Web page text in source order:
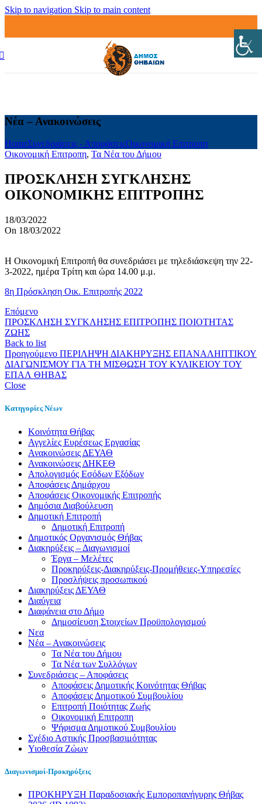
Skip to navigation Skip to main content
Νέα – Ανακοινώσεις
HomeΣυνεδριάσεις - ΑποφάσειςΟικονομική Επιτροπη
Οικονομική Επιτροπη, Τα Νέα του Δήμου
ΠΡΟΣΚΛΗΣΗ ΣΥΓΚΛΗΣΗΣ
ΟΙΚΟΝΟΜΙΚΗΣ ΕΠΙΤΡΟΠΗΣ
18/03/2022
On 18/03/2022
Η Οικονομική Επιτροπή θα συνεδριάσει με τηλεδιάσκεψη την 22-
3-2022, ημέρα Τρίτη και ώρα 14.00 μ.μ.
8η Πρόσκληση Οικ. Επιτροπής 2022
Επόμενο
ΠΡΟΣΚΛΗΣΗ ΣΥΓΚΛΗΣΗΣ ΕΠΙΤΡΟΠΗΣ ΠΟΙΟΤΗΤΑΣ
ΖΩΗΣ
Back to list
Προηγούμενο ΠΕΡΙΛΗΨΗ ΔΙΑΚΗΡΥΞΗΣ ΕΠΑΝΑΛΗΠΤΙΚΟΥ
ΔΙΑΓΩΝΙΣΜΟΥ ΓΙΑ ΤΗ ΜΙΣΘΩΣΗ ΤΟΥ ΚΥΛΙΚΕΙΟΥ ΤΟΥ
ΕΠΑΛ ΘΗΒΑΣ
Close
Κατηγορίες Νέων
Kοινότητα Θήβας
Αγγελίες Ευρέσεως Εργασίας
Ανακοινώσεις ΔΕΥΑΘ
Ανακοινώσεις ΔΗΚΕΘ
Απολογισμός Εσόδων Εξόδων
Αποφάσεις Δημάρχου
Αποφάσεις Οικονομικής Επιτροπής
Δημόσια Διαβούλευση
Δημοτική Επιτροπή
Δημοτική Επιτροπή
Δημοτικός Οργανισμός Θήβας
Διακηρύξεις – Διαγωνισμοί
Έργα – Μελέτες
Προκηρύξεις-Διακηρύξεις-Προμήθειες-Υπηρεσίες
Προσλήψεις προσωπικού
Διακηρύξεις ΔΕΥΑΘ
Διαύγεια
Διαφάνεια στο Δήμο
Δημοσίευση Στοιχείων Προϋπολογισμού
Νεα
Νέα – Ανακοινώσεις
Τα Νέα του Δήμου
Τα Νέα των Συλλόγων
Συνεδριάσεις – Αποφάσεις
Αποφάσεις Δημοτικής Κοινότητας Θήβας
Αποφάσεις Δημοτικού Συμβουλίου
Επιτροπή Ποιότητας Ζωής
Οικονομική Επιτροπη
Ψήφισμα Δημοτικού Συμβουλίου
Σχέδιο Αστικής Προσβασιμότητας
Υιοθεσία Ζώων
Διαγωνισμοί-Προκηρύξεις
ΠΡΟΚΗΡΥΞΗ Παραδοσιακής Εμποροπανήγυρης Θήβας